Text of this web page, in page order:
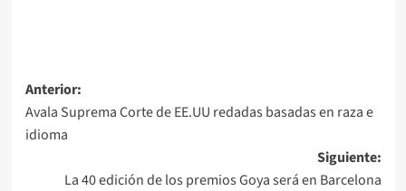
Navegación
de
entradas
Anterior:
Avala Suprema Corte de EE.UU redadas basadas en raza e
idioma
Siguiente:
La 40 edición de los premios Goya será en Barcelona